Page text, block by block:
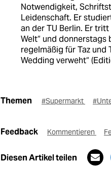
Notwendigkeit,
Leidenschaft. Er
an der TU Berlin. Er
Welt“ und donnerstags
regelmäßig für Taz und
Wedding verweht“
Themen #Supermarkt
Feedback Kommentieren
Diesen Artikel teilen